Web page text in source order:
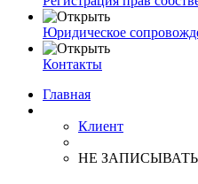
Юридическое
Контакты
Главная
Клиент
НЕ ЗАПИСЫВАТЬ